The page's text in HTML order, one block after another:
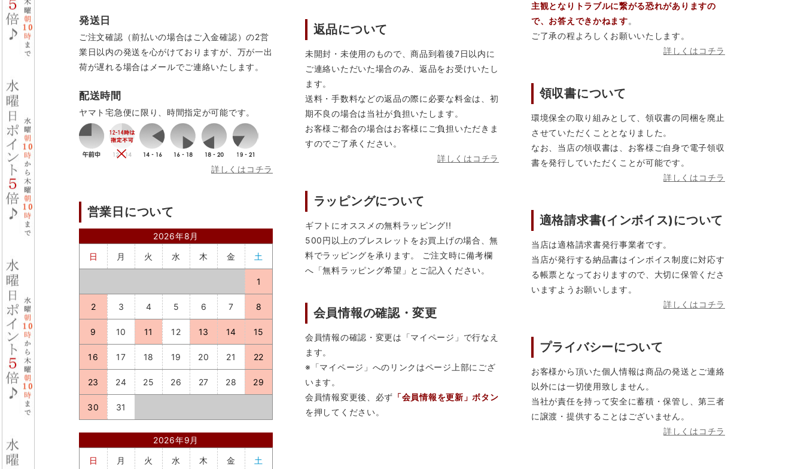
発送日
ご注文確認（前払いの場合はご入金確認）の2営
業日以内の発送を心がけておりますが、万が一出
荷が遅れる場合はメールでご連絡いたします。
配送時間
ヤマト宅急便に限り、時間指定が可能です。
詳しくはコチラ
営業日について
2026年8月
日
月 火 水 木 金 土
1
2 3 4 5 6 7 8
9 10 11 12 13 14 15
16 17 18 19 20 21 22
23 24 25 26 27 28 29
30 31
2026年9月
日
月 火 水 木 金 土
返品について
未開封・未使用のもので、商品到着後7日以内に
ご連絡いただいた場合のみ、返品をお受けいたし
ます。
送料・手数料などの返品の際に必要な料金は、初
期不良の場合は当社が負担いたします。
お客様ご都合の場合はお客様にご負担いただきま
すのでご了承ください。
詳しくはコチラ
ラッピングについて
ギフトにオススメの無料ラッピング!!
500円以上のブレスレットをお買上げの場合、無
料でラッピングを承ります。 ご注文時に備考欄
へ「無料ラッピング希望」とご記入ください。
会員情報の確認・変更
会員情報の確認・変更は「マイページ」で行なえ
ます。
※「マイページ」へのリンクはページ上部にござ
います。
会員情報変更後、必ず 「会員情報を更新」ボタン
を押してください。
主観となりトラブルに繋がる恐れがありますの
で、お答えできかねます。
ご了承の程よろしくお願いいたします。
詳しくはコチラ
領収書について
環境保全の取り組みとして、領収書の同梱を廃止
させていただくこととなりました。
なお、当店の領収書は、お客様ご自身で電子領収
書を発行していただくことが可能です。
詳しくはコチラ
適格請求書(インボイス)について
当店は適格請求書発行事業者です。
当店が発行する納品書はインボイス制度に対応す
る帳票となっておりますので、大切に保管くださ
いますようお願いします。
詳しくはコチラ
プライバシーについて
お客様から頂いた個人情報は商品の発送とご連絡
以外には一切使用致しません。
当社が責任を持って安全に蓄積・保管し、第三者
に譲渡・提供することはございません。
詳しくはコチラ